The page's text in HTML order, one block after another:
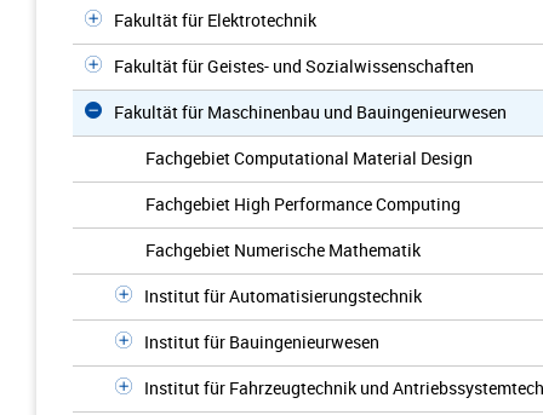
Fakultät für Elektrotechnik
Fakultät für Geistes- und Sozialwissenschaften
Fakultät für Maschinenbau und Bauingenieurwesen
Fachgebiet Computational Material Design
Fachgebiet High Performance Computing
Fachgebiet Numerische Mathematik
Institut für Automatisierungstechnik
Institut für Bauingenieurwesen
Institut für Fahrzeugtechnik und